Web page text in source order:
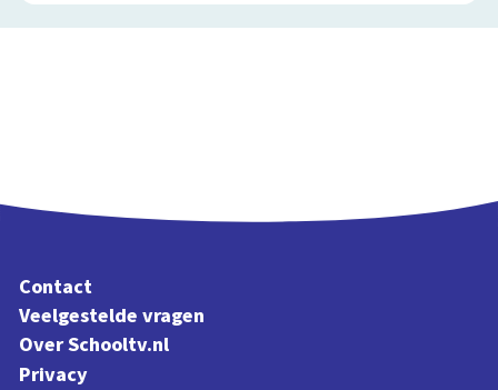
Contact
Veelgestelde vragen
Over Schooltv.nl
Privacy